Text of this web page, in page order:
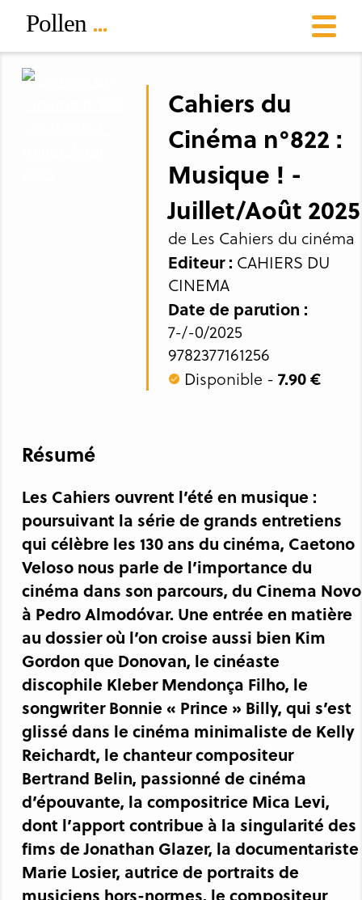
Cahiers du
Cinéma n°822 :
Musique ! -
Juillet/Août 2025
de Les Cahiers du cinéma
Editeur : CAHIERS DU
CINEMA
Date de parution :
7-/-0/2025
9782377161256
Disponible - 7.90 €
Résumé
Les Cahiers ouvrent l’été en musique :
poursuivant la série de grands entretiens
qui célèbre les 130 ans du cinéma, Caetono
Veloso nous parle de l’importance du
cinéma dans son parcours, du Cinema Novo
à Pedro Almodóvar. Une entrée en matière
au dossier où l’on croise aussi bien Kim
Gordon que Donovan, le cinéaste
discophile Kleber Mendonça Filho, le
songwriter Bonnie « Prince » Billy, qui s’est
glissé dans le cinéma minimaliste de Kelly
Reichardt, le chanteur compositeur
Bertrand Belin, passionné de cinéma
d’épouvante, la compositrice Mica Levi,
dont l’apport contribue à la singularité des
fims de Jonathan Glazer, la documentariste
Marie Losier, autrice de portraits de
musiciens hors-normes, le compositeur